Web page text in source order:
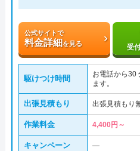
公式サイトで
料金詳細を見る 受
駆けつけ時間
お電話から30
ます。
出張見積もり 出張見積もり
作業料金 4,400円～
キャンペーン ―